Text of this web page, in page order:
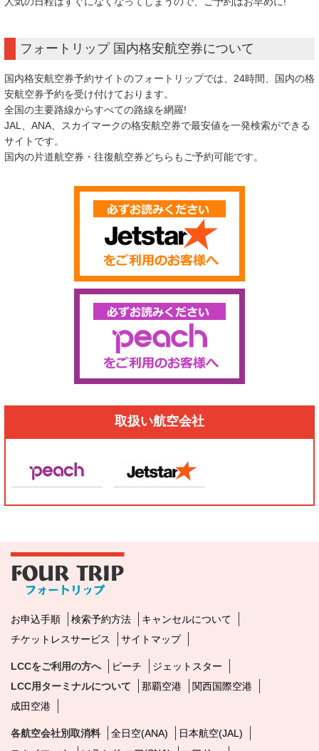
フォートリップ 国内格安航空券について
国内格安航空券予約サイトのフォートリップでは、24時間、国内の格
安航空券予約を受け付けております。
全国の主要路線からすべての路線を網羅!
JAL、ANA、スカイマークの格安航空券で最安値を一発検索ができる
サイトです。
国内の片道航空券・往復航空券どちらもご予約可能です。
取扱い航空会社
お申込手順 検索予約方法
キャンセルについて
チケットレスサービス
サイトマップ
LCCをご利用の方へ ピーチ
ジェットスター
LCC用ターミナルについて
那覇空港
関西国際空港
成田空港
各航空会社別取消料 全日空(ANA)
日本航空(JAL)